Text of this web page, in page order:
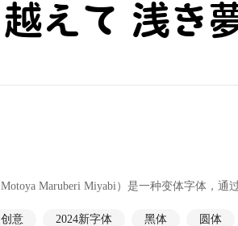
えて 浅き
Maruberi Miyabi）是一种变体字体，
创意 2024新字体 黑体 圆体